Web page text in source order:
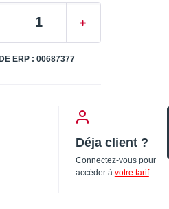
ERP : 00687377
Déja client ?
Connectez-vous pour
accéder à votre tarif